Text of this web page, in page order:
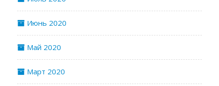
Июнь 2020
Май 2020
Март 2020